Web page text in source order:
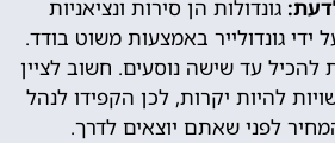
גונדולות הן סירות ונציאניות
ידי גונדולייר באמצעות משוט בודד.
להכיל עד שישה נוסעים. חשוב לציין
להיות יקרות, לכן הקפידו לנהל
לפני שאתם יוצאים לדרך.